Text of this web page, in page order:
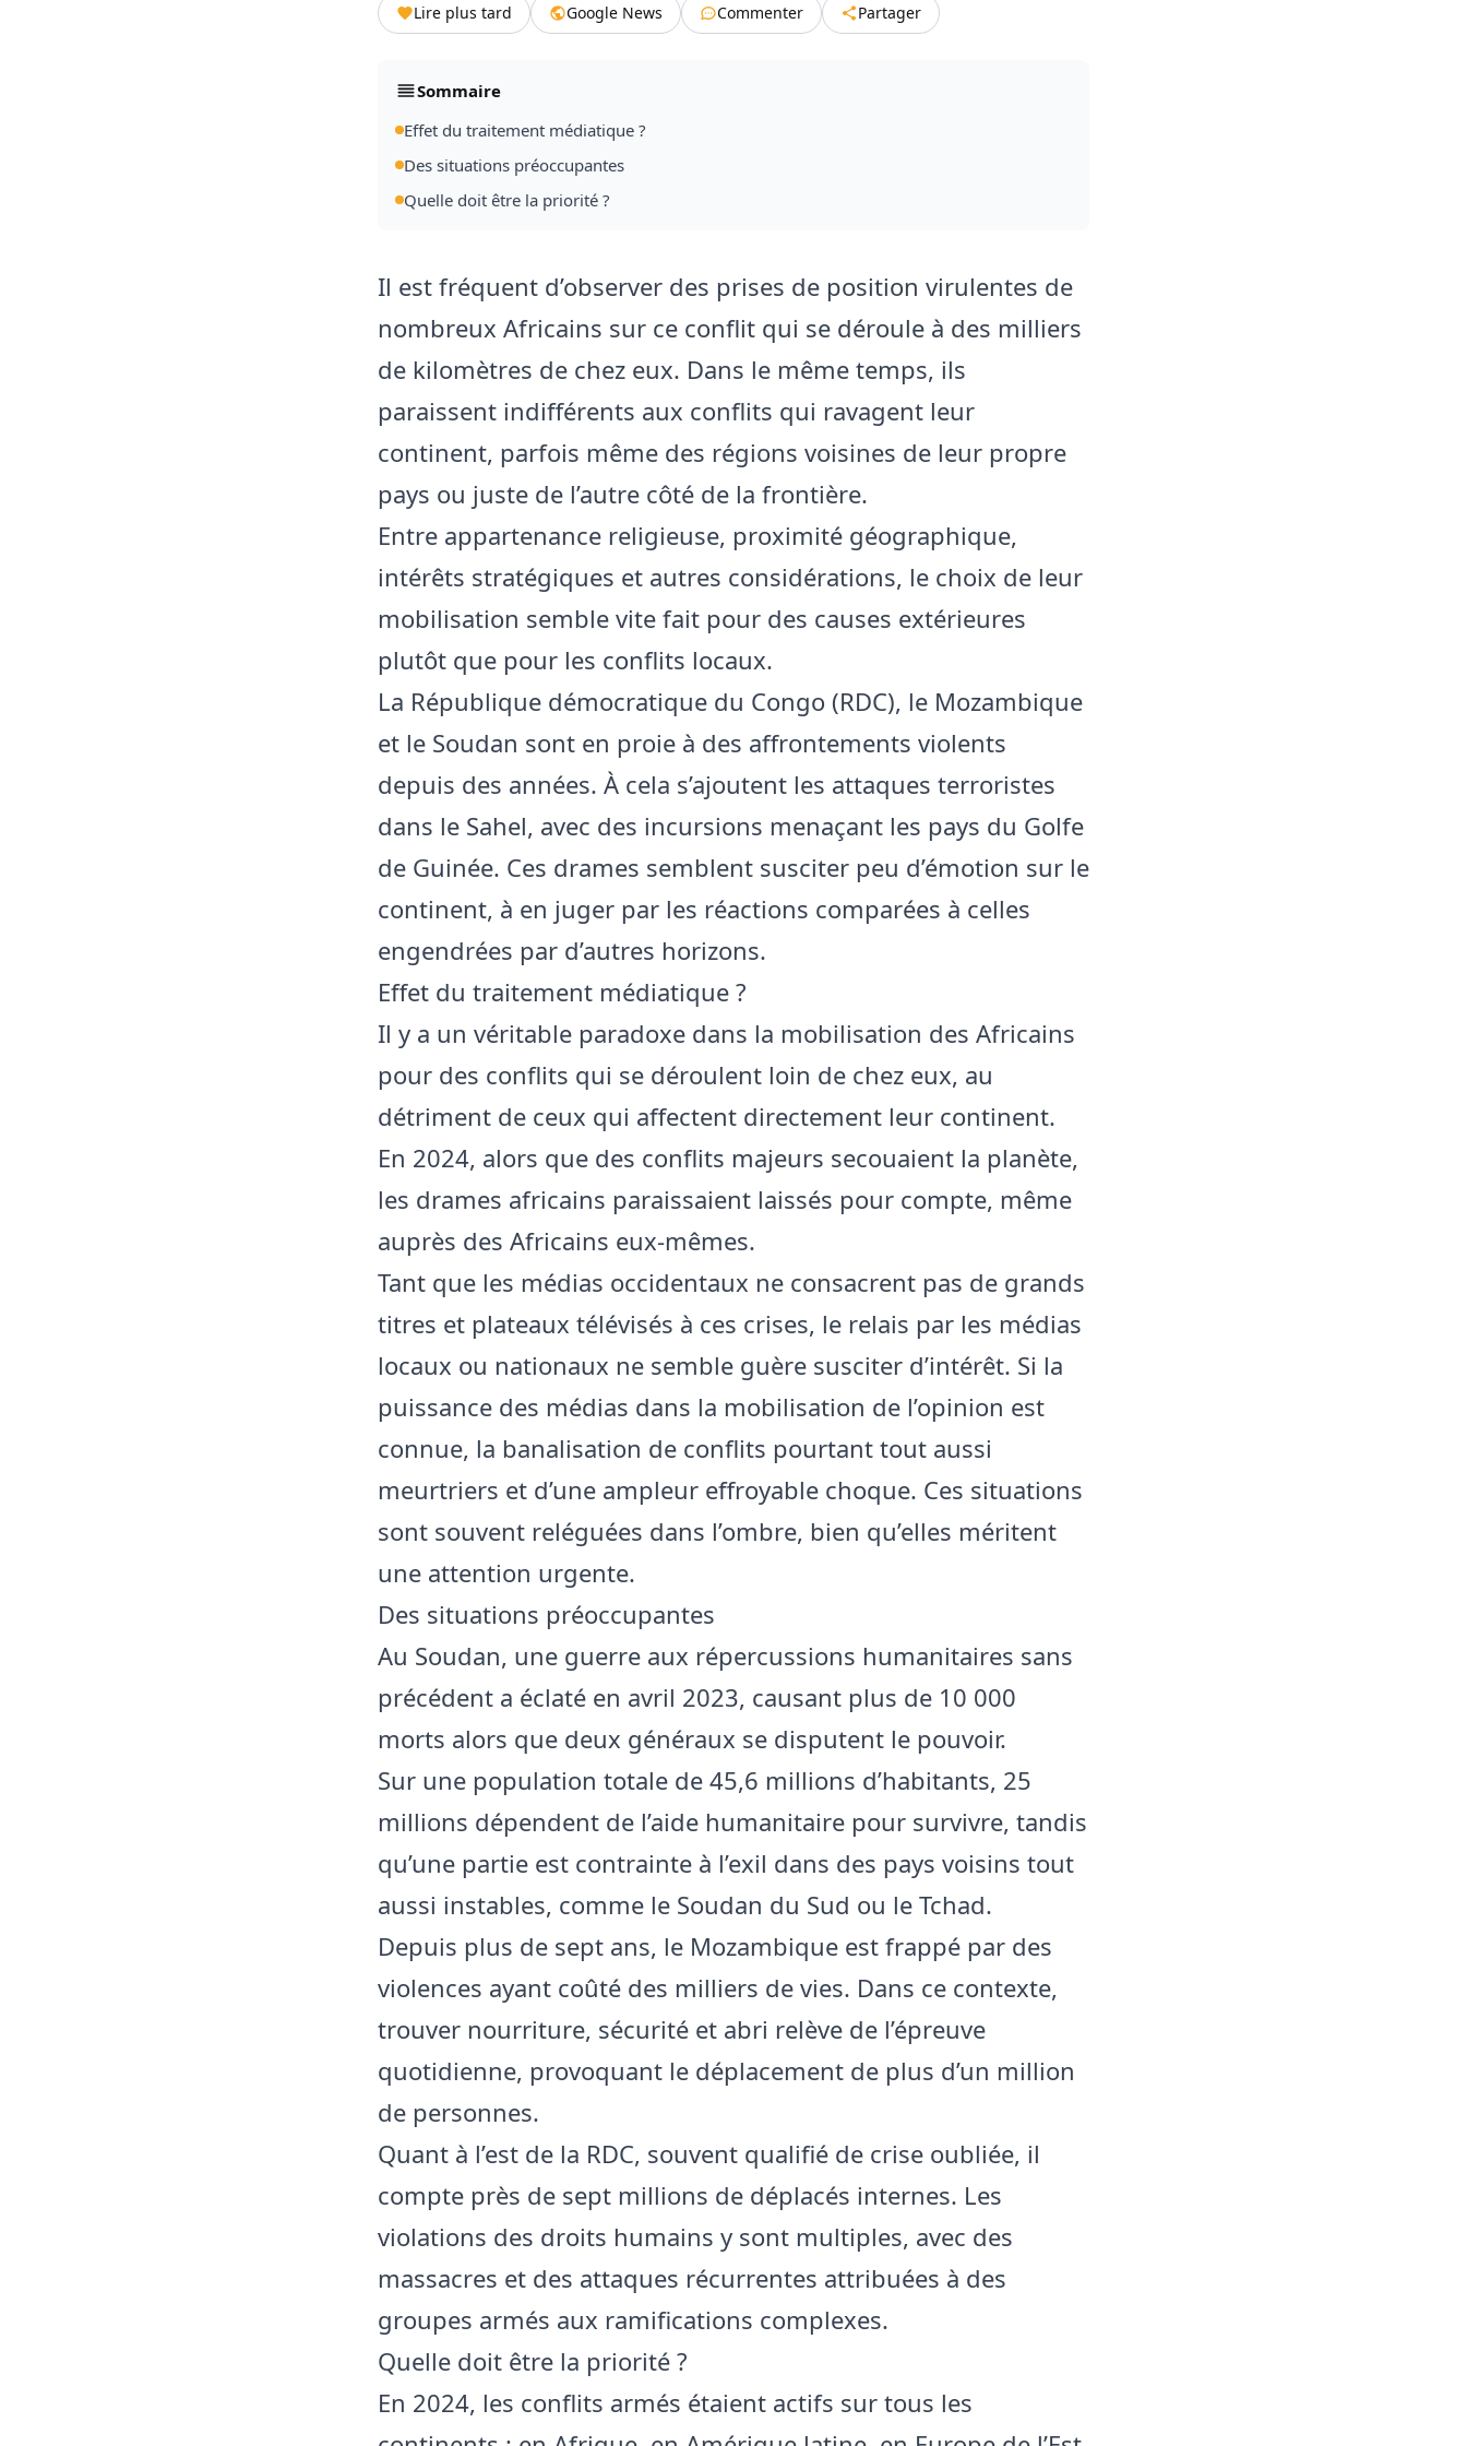
Lire plus tard Google News Commenter Partager
Sommaire
Effet du traitement médiatique ?
Des situations préoccupantes
Quelle doit être la priorité ?
Il est fréquent d’observer des prises de position virulentes de
nombreux Africains sur ce conflit qui se déroule à des milliers
de kilomètres de chez eux. Dans le même temps, ils
paraissent indifférents aux conflits qui ravagent leur
continent, parfois même des régions voisines de leur propre
pays ou juste de l’autre côté de la frontière.
Entre appartenance religieuse, proximité géographique,
intérêts stratégiques et autres considérations, le choix de leur
mobilisation semble vite fait pour des causes extérieures
plutôt que pour les conflits locaux.
La République démocratique du Congo (RDC), le Mozambique
et le Soudan sont en proie à des affrontements violents
depuis des années. À cela s’ajoutent les attaques terroristes
dans le Sahel, avec des incursions menaçant les pays du Golfe
de Guinée. Ces drames semblent susciter peu d’émotion sur le
continent, à en juger par les réactions comparées à celles
engendrées par d’autres horizons.
Effet du traitement médiatique ?
Il y a un véritable paradoxe dans la mobilisation des Africains
pour des conflits qui se déroulent loin de chez eux, au
détriment de ceux qui affectent directement leur continent.
En 2024, alors que des conflits majeurs secouaient la planète,
les drames africains paraissaient laissés pour compte, même
auprès des Africains eux-mêmes.
Tant que les médias occidentaux ne consacrent pas de grands
titres et plateaux télévisés à ces crises, le relais par les médias
locaux ou nationaux ne semble guère susciter d’intérêt. Si la
puissance des médias dans la mobilisation de l’opinion est
connue, la banalisation de conflits pourtant tout aussi
meurtriers et d’une ampleur effroyable choque. Ces situations
sont souvent reléguées dans l’ombre, bien qu’elles méritent
une attention urgente.
Des situations préoccupantes
Au Soudan, une guerre aux répercussions humanitaires sans
précédent a éclaté en avril 2023, causant plus de 10 000
morts alors que deux généraux se disputent le pouvoir.
Sur une population totale de 45,6 millions d’habitants, 25
millions dépendent de l’aide humanitaire pour survivre, tandis
qu’une partie est contrainte à l’exil dans des pays voisins tout
aussi instables, comme le Soudan du Sud ou le Tchad.
Depuis plus de sept ans, le Mozambique est frappé par des
violences ayant coûté des milliers de vies. Dans ce contexte,
trouver nourriture, sécurité et abri relève de l’épreuve
quotidienne, provoquant le déplacement de plus d’un million
de personnes.
Quant à l’est de la RDC, souvent qualifié de crise oubliée, il
compte près de sept millions de déplacés internes. Les
violations des droits humains y sont multiples, avec des
massacres et des attaques récurrentes attribuées à des
groupes armés aux ramifications complexes.
Quelle doit être la priorité ?
En 2024, les conflits armés étaient actifs sur tous les